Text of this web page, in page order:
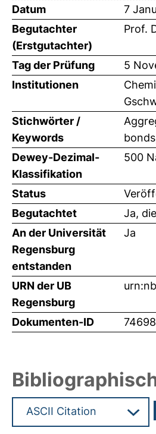
Datum
7
Begutachter
(Erstgutachter)
Prof.
Tag der Prüfung
5
Institutionen
Stichwörter /
Keywords
Dewey-Dezimal-
Klassifikation
500
Status
Begutachtet
Ja,
An der Universität
Regensburg
entstanden
Ja
URN der UB
Regensburg
Dokumenten-ID 74698